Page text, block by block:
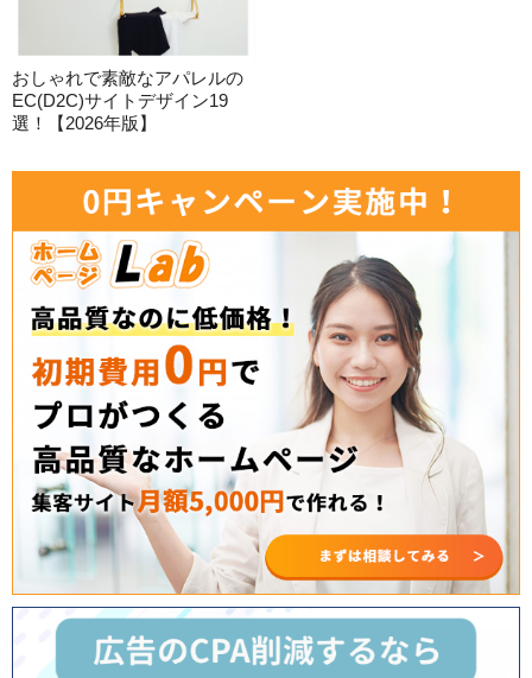
おしゃれで素敵なアパレルの
EC(D2C)サイトデザイン19
選！【2026年版】